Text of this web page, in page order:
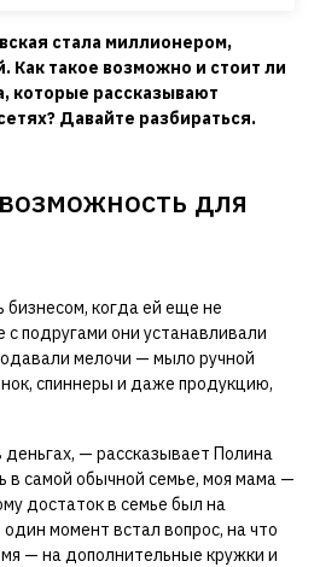
стала миллионером,
Как такое возможно и стоит ли
которые рассказывают
Давайте разбираться.
для
бизнесом, когда ей еще не
с подругами они устанавливали
мелочи — мыло ручной
спиннеры и даже продукцию,
— рассказывает Полина
в самой обычной семье, моя мама —
достаток в семье был на
момент встал вопрос, на что
— на дополнительные кружки и